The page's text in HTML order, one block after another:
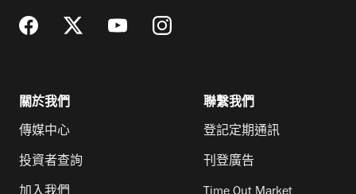
關於我們
傳媒中心
投資者查詢
聯繫我們
登記定期通訊
刊登廣告